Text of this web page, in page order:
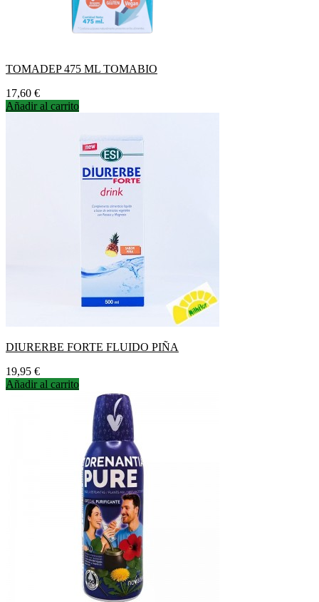
TOMADEP 475 ML TOMABIO
Precio
17,60 €
Añadir al carrito
DIURERBE FORTE FLUIDO PIÑA
Precio
19,95 €
Añadir al carrito